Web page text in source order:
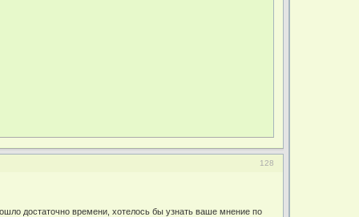
128
достаточно времени, хотелось бы узнать ваше мнение по